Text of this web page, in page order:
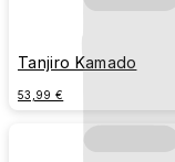
Tanjiro Kamado
53,99 €